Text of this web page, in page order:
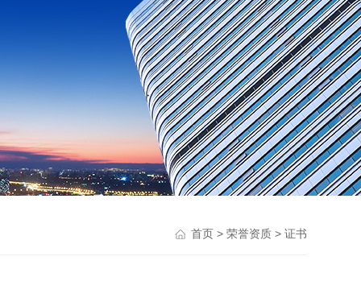
首页> 荣誉资质> 证书